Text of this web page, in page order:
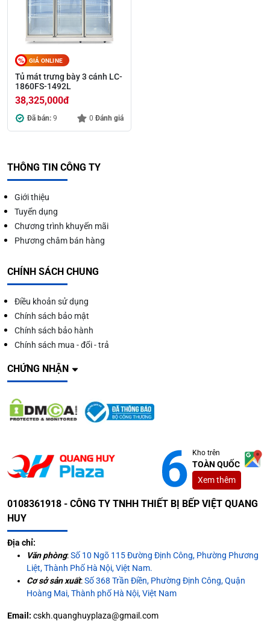
GIÁ ONLINE
Tủ mát trưng bày 3 cánh LC-
1860FS-1492L
38,325,000đ
Đã bán: 9 0 Đánh giá
THÔNG TIN CÔNG TY
Giới thiệu
Tuyển dụng
Chương trình khuyến mãi
Phương châm bán hàng
CHÍNH SÁCH CHUNG
Điều khoản sử dụng
Chính sách bảo mật
Chính sách bảo hành
Chính sách mua - đổi - trả
CHỨNG NHẬN
Kho trên
TOÀN QUỐC
Xem thêm
0108361918 - CÔNG TY TNHH THIẾT BỊ BẾP VIỆT QUANG
HUY
Địa chỉ:
Văn phòng:Số 10 Ngõ 115 Đường Định Công, Phường Phương
Liệt, Thành Phố Hà Nội, Việt Nam.
Cơ sở sản xuất:Số 368 Trần Điền, Phường Định Công, Quận
Hoàng Mai, Thành phố Hà Nội, Việt Nam
Email: cskh.quanghuyplaza@gmail.com